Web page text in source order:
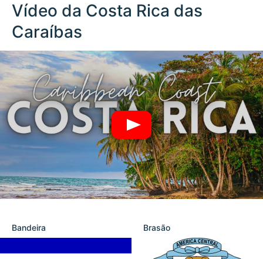
Vídeo da Costa Rica das
Caraíbas
Bandeira Brasão